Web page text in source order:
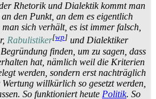
Rhetorik und Dialektik kommt man
den Punkt, an dem es eigentlich
sich verhält, es ist immer falsch,
Rabulistiker[wp] und Dialektiker
finden, um zu sagen, dass
hat, nämlich weil die Kriterien
werden, sondern erst nachträglich
willkürlich so gesetzt werden,
So funktioniert heute Politik. So